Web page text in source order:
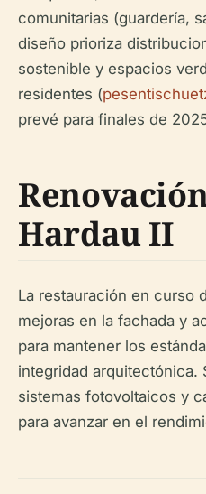
comunitarias (guardería,
diseño prioriza
sostenible y espacios
residentes (
prevé para finales de
Hardau II
La restauración en curso
mejoras en la fachada y
para mantener los
integridad arquitectónica.
sistemas fotovoltaicos y
para avanzar en el